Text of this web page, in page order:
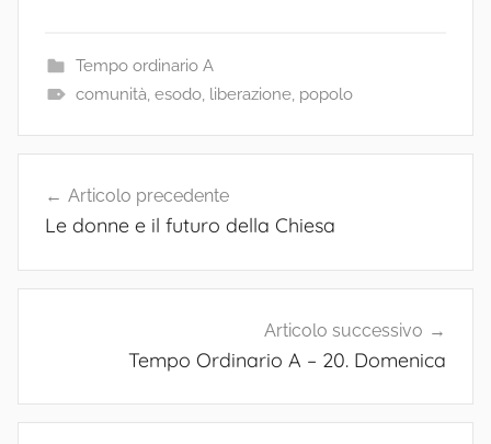
Tempo ordinario A
comunità, esodo, liberazione, popolo
articoli
Articolo precedente
Le donne e il futuro della Chiesa
Articolo successivo
Tempo Ordinario A – 20. Domenica